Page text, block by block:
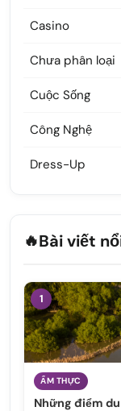
Casino
Chưa phân loại
Cuộc Sống
Công Nghệ
Dress-Up
🔥Bài viết
1
ẨM THỰC
Những điểm